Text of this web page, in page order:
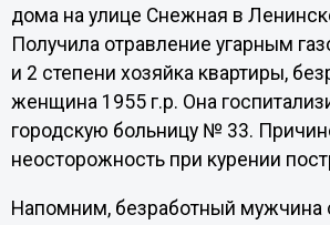
дома на улице Снежная в
Получила отравление угарным
и 2 степени хозяйка квартиры,
женщина 1955 г.р. Она
городскую больницу № 33.
неосторожность при курении
Напомним, безработный мужчина